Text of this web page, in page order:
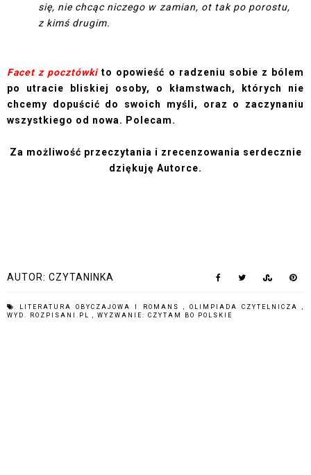
się, nie chcąc niczego w zamian, ot tak po porostu,
z kimś drugim.
Facet z pocztówkito opowieść o radzeniu sobie z bólem
po utracie bliskiej osoby, o kłamstwach, których nie
chcemy dopuścić do swoich myśli, oraz o zaczynaniu
wszystkiego od nowa. Polecam.
Za możliwość przeczytania i zrecenzowania serdecznie
dziękuję Autorce.
AUTOR: CZYTANINKA
LITERATURA OBYCZAJOWA I ROMANS , OLIMPIADA CZYTELNICZA ,
WYD. ROZPISANI.PL , WYZWANIE: CZYTAM BO POLSKIE